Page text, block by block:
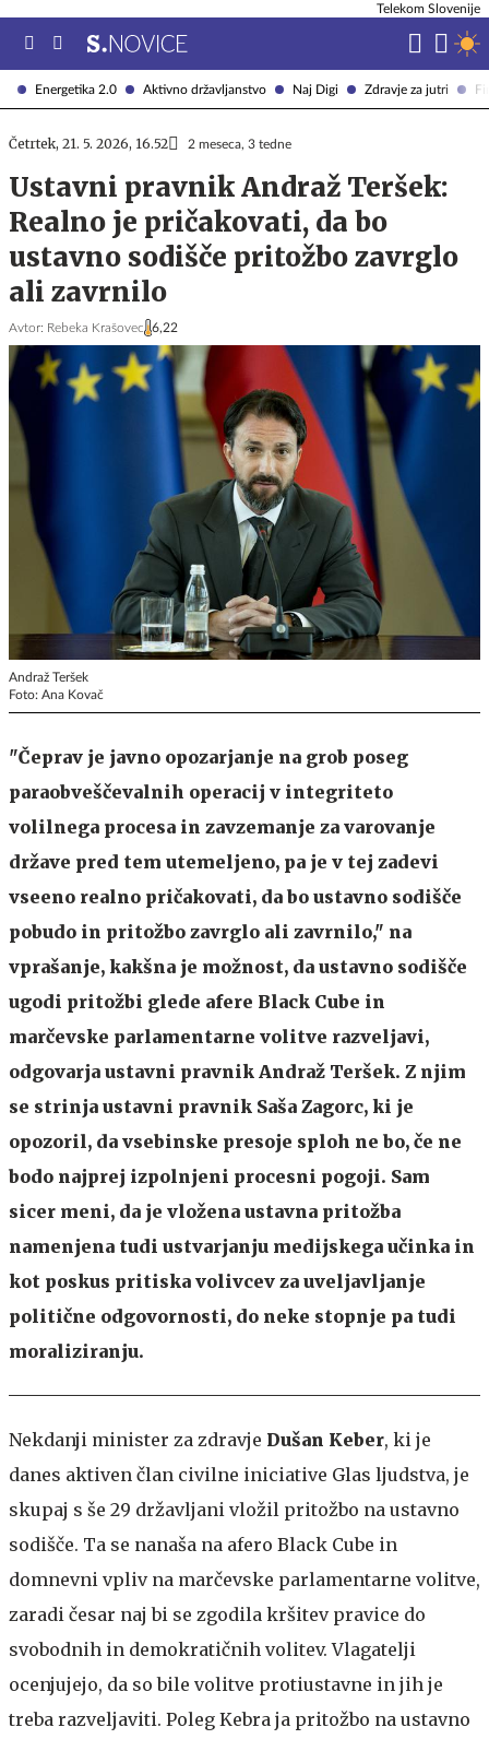
Energetika 2.0 Aktivno državljanstvo Naj Digi Zdravje za jutri
Telekom Slovenije
Četrtek, 21. 5. 2026, 16.52 2 meseca, 3 tedne
Ustavni pravnik Andraž Teršek:
Realno je pričakovati, da bo
ustavno sodišče pritožbo zavrglo
ali zavrnilo
Avtor: Rebeka Krašovec 6,22
Andraž Teršek
Foto: Ana Kovač
"Čeprav je javno opozarjanje na grob poseg
paraobveščevalnih operacij v integriteto
volilnega procesa in zavzemanje za varovanje
države pred tem utemeljeno, pa je v tej zadevi
vseeno realno pričakovati, da bo ustavno sodišče
pobudo in pritožbo zavrglo ali zavrnilo," na
vprašanje, kakšna je možnost, da ustavno sodišče
ugodi pritožbi glede afere Black Cube in
marčevske parlamentarne volitve razveljavi,
odgovarja ustavni pravnik Andraž Teršek. Z njim
se strinja ustavni pravnik Saša Zagorc, ki je
opozoril, da vsebinske presoje sploh ne bo, če ne
bodo najprej izpolnjeni procesni pogoji. Sam
sicer meni, da je vložena ustavna pritožba
namenjena tudi ustvarjanju medijskega učinka in
kot poskus pritiska volivcev za uveljavljanje
politične odgovornosti, do neke stopnje pa tudi
moraliziranju.
Nekdanji minister za zdravje Dušan Keber, ki je
danes aktiven član civilne iniciative Glas ljudstva, je
skupaj s še 29 državljani vložil pritožbo na ustavno
sodišče. Ta se nanaša na afero Black Cube in
domnevni vpliv na marčevske parlamentarne volitve,
zaradi česar naj bi se zgodila kršitev pravice do
svobodnih in demokratičnih volitev. Vlagatelji
ocenjujejo, da so bile volitve protiustavne in jih je
treba razveljaviti. Poleg Kebra ja pritožbo na ustavno